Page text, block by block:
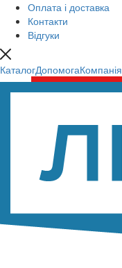
Оплата і доставка
Контакти
Відгуки
КаталогДопомогаКомпанія